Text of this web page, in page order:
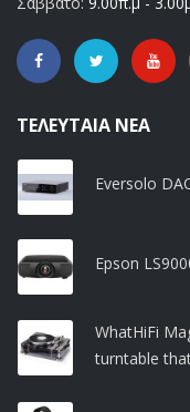
ΤΕΛΕΥΤΑΊΑ ΝΈΑ
Eversolo
Epson
WhatHiFi
turntable